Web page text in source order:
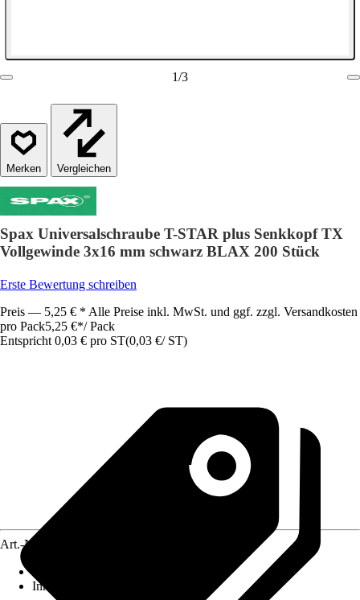
1/3
Vergleichen
Spax Universalschraube T-STAR plus Senkkopf TX
Vollgewinde 3x16 mm schwarz BLAX 200 Stück
Erste Bewertung schreiben
Preis — 5,25 € * Alle Preise inkl. MwSt. und ggf. zzgl. Versandkosten
pro Pack5,25 €*/ Pack
Entspricht 0,03 € pro ST(0,03 €/ ST)
Art.-Nr.
Inhalt